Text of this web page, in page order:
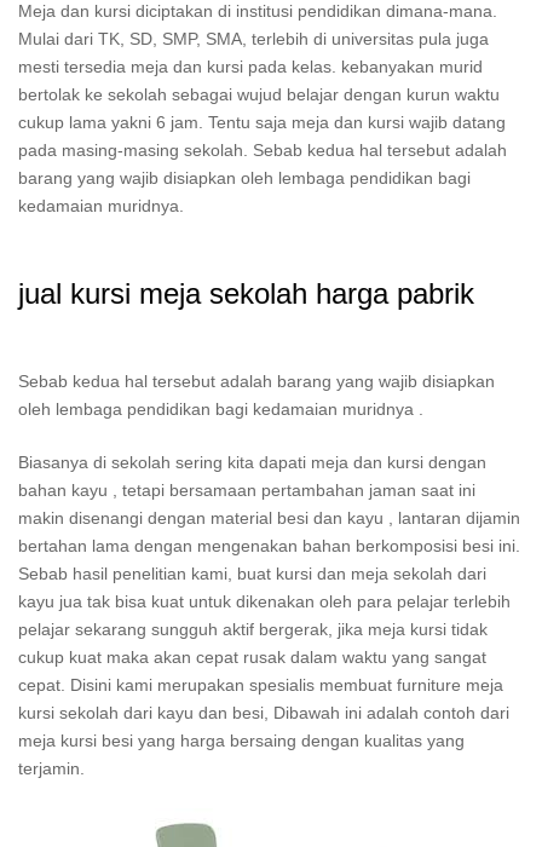
Meja dan kursi diciptakan di institusi pendidikan dimana-mana.
Mulai dari TK, SD, SMP, SMA, terlebih di universitas pula juga
mesti tersedia meja dan kursi pada kelas. kebanyakan murid
bertolak ke sekolah sebagai wujud belajar dengan kurun waktu
cukup lama yakni 6 jam. Tentu saja meja dan kursi wajib datang
pada masing-masing sekolah. Sebab kedua hal tersebut adalah
barang yang wajib disiapkan oleh lembaga pendidikan bagi
kedamaian muridnya.
jual kursi meja sekolah harga pabrik
Sebab kedua hal tersebut adalah barang yang wajib disiapkan
oleh lembaga pendidikan bagi kedamaian muridnya .
Biasanya di sekolah sering kita dapati meja dan kursi dengan
bahan kayu , tetapi bersamaan pertambahan jaman saat ini
makin disenangi dengan material besi dan kayu , lantaran dijamin
bertahan lama dengan mengenakan bahan berkomposisi besi ini.
Sebab hasil penelitian kami, buat kursi dan meja sekolah dari
kayu jua tak bisa kuat untuk dikenakan oleh para pelajar terlebih
pelajar sekarang sungguh aktif bergerak, jika meja kursi tidak
cukup kuat maka akan cepat rusak dalam waktu yang sangat
cepat. Disini kami merupakan spesialis membuat furniture meja
kursi sekolah dari kayu dan besi, Dibawah ini adalah contoh dari
meja kursi besi yang harga bersaing dengan kualitas yang
terjamin.